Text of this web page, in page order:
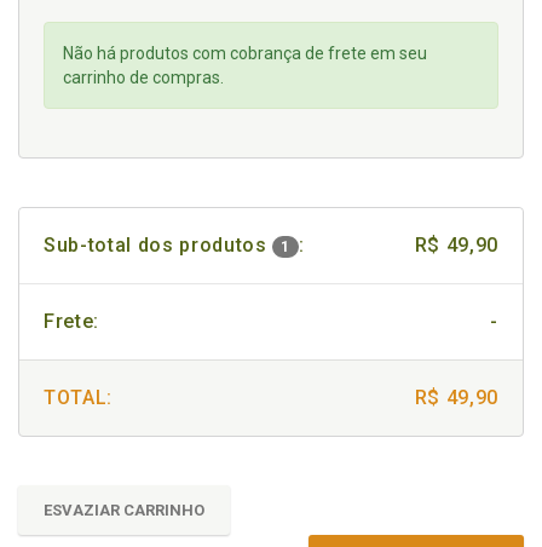
Não há produtos com cobrança de frete em seu
carrinho de compras.
Sub-total dos produtos 1 : R$ 49,90
Frete: -
TOTAL: R$ 49,90
ESVAZIAR CARRINHO